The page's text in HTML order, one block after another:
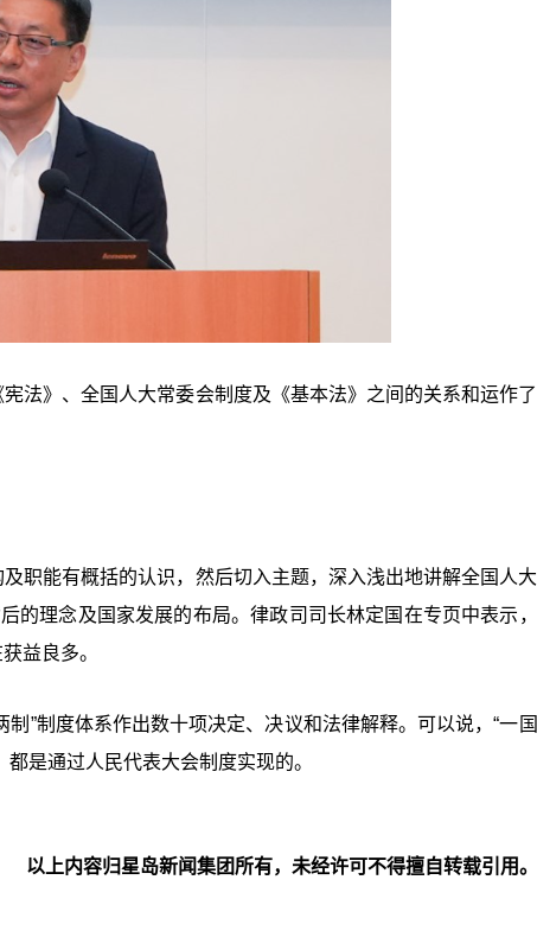
法》、全国人大常委会制度及《基本法》之间的关系和运作了
职能有概括的认识，然后切入主题，深入浅出地讲解全国人大
的理念及国家发展的布局。律政司司长林定国在专页中表示，
益良多。
”制度体系作出数十项决定、决议和法律解释。可以说，“一国
是通过人民代表大会制度实现的。
以上内容归星岛新闻集团所有，未经许可不得擅自转载引用。